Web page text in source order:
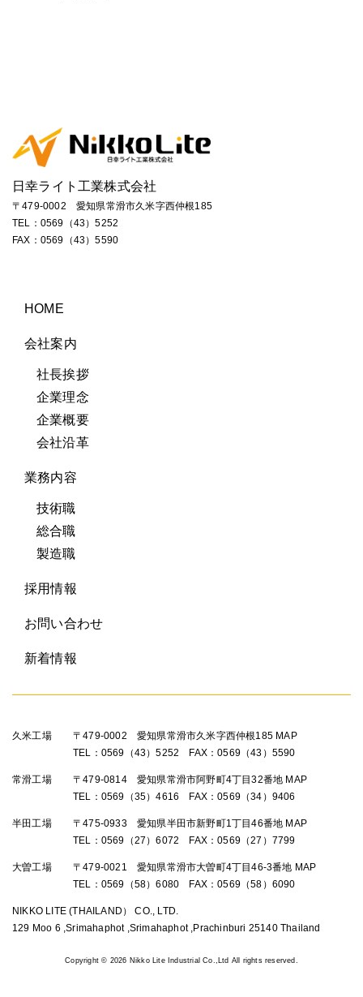
日幸ライト工業株式会社
〒479-0002 愛知県常滑市久米字西仲根185
TEL： 0569（43）5252
FAX：0569（43）5590
HOME
会社案内
社長挨拶
企業理念
企業概要
会社沿革
業務内容
技術職
総合職
製造職
採用情報
お問い合わせ
新着情報
久米工場 〒479-0002 愛知県常滑市久米字西仲根185 MAP
TEL：0569（43）5252 FAX：0569（43）5590
常滑工場 〒479-0814 愛知県常滑市阿野町4丁目32番地 MAP
TEL：0569（35）4616 FAX：0569（34）9406
半田工場 〒475-0933 愛知県半田市新野町1丁目46番地 MAP
TEL：0569（27）6072 FAX：0569（27）7799
大曽工場 〒479-0021 愛知県常滑市大曽町4丁目46-3番地 MAP
TEL：0569（58）6080 FAX：0569（58）6090
NIKKO LITE (THAILAND） CO., LTD.
129 Moo 6 ,Srimahaphot ,Srimahaphot ,Prachinburi 25140 Thailand
Copyright © 2026 Nikko Lite Industrial Co.,Ltd All rights reserved.